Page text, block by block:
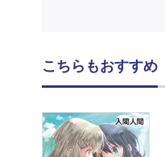
こちらもおすすめ